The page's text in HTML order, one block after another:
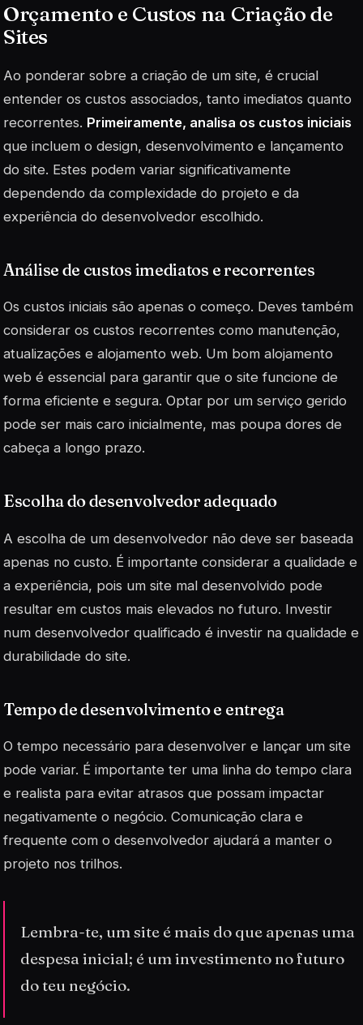
Orçamento e Custos na Criação de
Sites
Ao ponderar sobre a criação de um site, é crucial
entender os custos associados, tanto imediatos quanto
recorrentes. Primeiramente, analisa os custos iniciais
que incluem o design, desenvolvimento e lançamento
do site. Estes podem variar significativamente
dependendo da complexidade do projeto e da
experiência do desenvolvedor escolhido.
Análise de custos imediatos e recorrentes
Os custos iniciais são apenas o começo. Deves também
considerar os custos recorrentes como manutenção,
atualizações e alojamento web. Um bom alojamento
web é essencial para garantir que o site funcione de
forma eficiente e segura. Optar por um serviço gerido
pode ser mais caro inicialmente, mas poupa dores de
cabeça a longo prazo.
Escolha do desenvolvedor adequado
A escolha de um desenvolvedor não deve ser baseada
apenas no custo. É importante considerar a qualidade e
a experiência, pois um site mal desenvolvido pode
resultar em custos mais elevados no futuro. Investir
num desenvolvedor qualificado é investir na qualidade e
durabilidade do site.
Tempo de desenvolvimento e entrega
O tempo necessário para desenvolver e lançar um site
pode variar. É importante ter uma linha do tempo clara
e realista para evitar atrasos que possam impactar
negativamente o negócio. Comunicação clara e
frequente com o desenvolvedor ajudará a manter o
projeto nos trilhos.
Lembra-te, um site é mais do que apenas uma
despesa inicial; é um investimento no futuro
do teu negócio.